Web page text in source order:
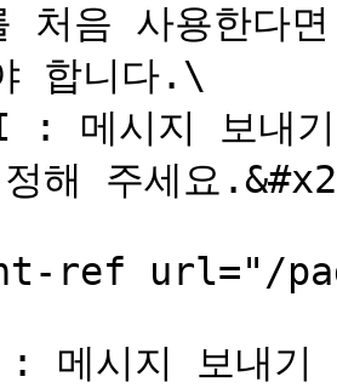
처음 사용한다
합니다.\
: 메시지 보내
해 주세요
ref url="/
메시지 보내기